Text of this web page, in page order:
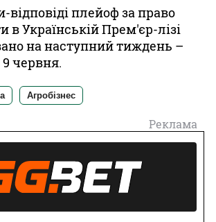
відповіді плейоф за право
в Українській Прем'єр-лізі
на наступний тиждень –
9 червня.
Агробізнес
Реклама